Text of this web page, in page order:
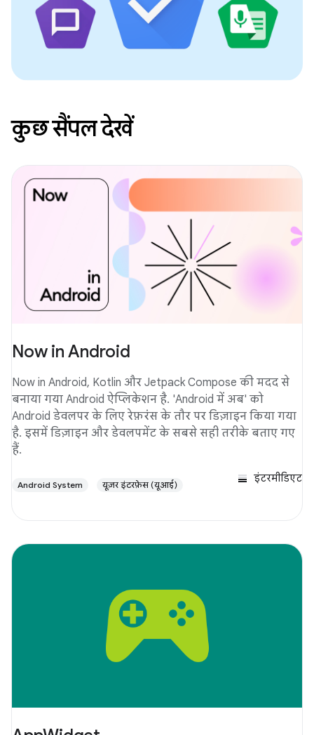
कुछ सैंपल देखें
Now in Android
Now in Android, Kotlin और Jetpack Compose की मदद से
बनाया गया Android ऐप्लिकेशन है. 'Android में अब' को
Android डेवलपर के लिए रेफ़रंस के तौर पर डिज़ाइन किया गया
है. इसमें डिज़ाइन और डेवलपमेंट के सबसे सही तरीके बताए गए
हैं.
Android System यूज़र इंटरफ़ेस (यूआई)
इंटरमीडिएट